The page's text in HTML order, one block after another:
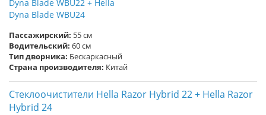
Пассажирский: 55 см
Водительский: 60 см
Тип дворника: Бескаркасный
Страна производителя: Китай
Стеклоочистители Hella Razor Hybrid 22 + Hella Razor
Hybrid 24